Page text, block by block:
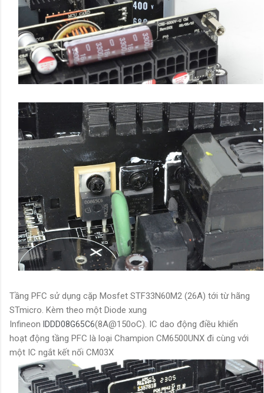
Tầng PFC sử dụng cặp Mosfet STF33N60M2 (26A) tới từ hãng
STmicro. Kèm theo một Diode xung
Infineon
IDDD08G65C6(8A@150oC). IC dao động điều khiển
hoạt động tầng PFC là loại Champion CM6500UNX đi cùng với
một IC ngắt kết nối CM03X